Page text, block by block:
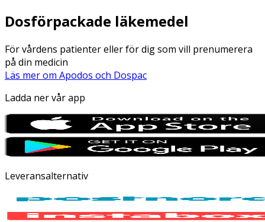
Dosförpackade läkemedel
För vårdens patienter eller för dig som vill prenumerera
på din medicin
Läs mer om Apodos och Dospac
Ladda ner vår app
Leveransalternativ